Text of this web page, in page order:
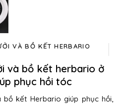
VÀ BỒ KẾT HERBARIO
và bồ kết herbario ở
phục hồi tóc
kết Herbario giúp phục hồi,